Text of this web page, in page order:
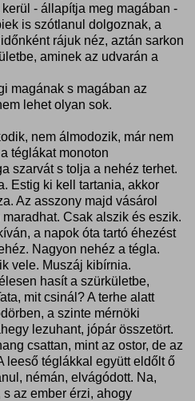
- állapítja meg magában -
is szótlanul dolgoznak, a
rájuk néz, aztán sarkon
aminek az udvarán a
magának s magában az
lehet olyan sok.
nem álmodozik, már nem
téglákat monoton
szarvát s tolja a nehéz terhet.
Estig ki kell tartania, akkor
Az asszony majd vásárol
Csak alszik és eszik.
a napok óta tartó éhezést
Nagyon nehéz a tégla.
vele. Muszáj kibírnia.
hasít a szürkületbe,
mit csinál? A terhe alatt
a szinte mérnöki
lezuhant, jópár összetört.
csattan, mint az ostor, de az
leeső téglákkal együtt eldőlt ő
némán, elvágódott. Na,
az ember érzi, ahogy